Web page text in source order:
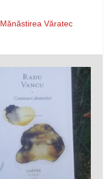
Mănăstirea Văratec